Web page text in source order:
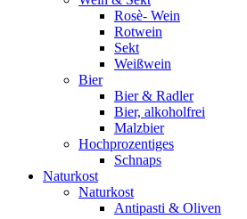
Rosè- Wein
Rotwein
Sekt
Weißwein
Bier
Bier & Radler
Bier, alkoholfrei
Malzbier
Hochprozentiges
Schnaps
Naturkost
Naturkost
Antipasti & Oliven